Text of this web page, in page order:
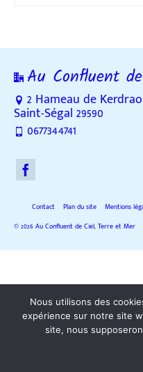
Au Confluent
2 Hameau de
Saint-Ségal 29590
0677344741
Contact Plan du site Mentions
© 2026 Au Confluent de Ciel, Terre et Mer
Nous utilisons des
expérience sur notre site
site, nous